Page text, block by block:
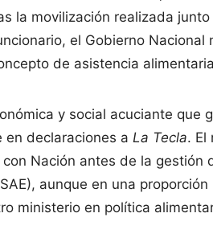
la movilización realizada
el Gobierno
de asistencia
y social acuciante que
en declaraciones aLa Tecla. El
Nación antes de la gestión
aunque en una
ministerio en política